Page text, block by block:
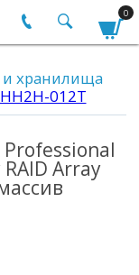
0
хранилища
012T
Array